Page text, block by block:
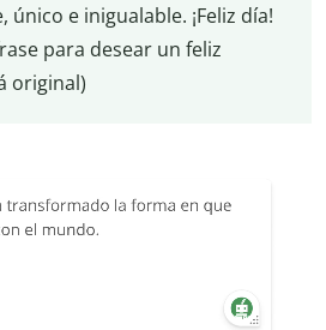
único e inigualable. ¡Feliz día!
para desear un feliz
original)